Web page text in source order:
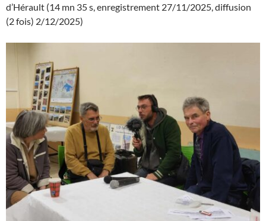
d’Hérault (14 mn 35 s, enregistrement 27/11/2025, diffusion
(2 fois) 2/12/2025)